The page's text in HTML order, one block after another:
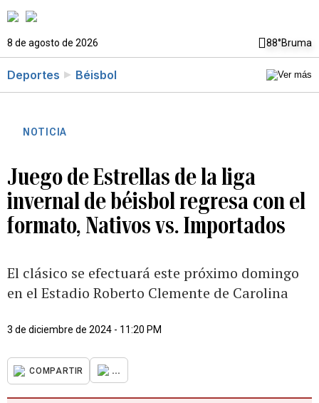
8 de agosto de 2026 88°Bruma
Deportes Béisbol
NOTICIA
Juego de Estrellas de la liga
invernal de béisbol regresa con el
formato, Nativos vs. Importados
El clásico se efectuará este próximo domingo
en el Estadio Roberto Clemente de Carolina
3 de diciembre de 2024 - 11:20 PM
COMPARTIR ...